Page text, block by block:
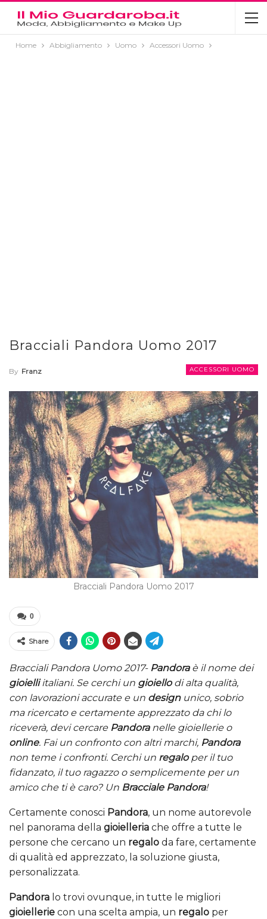
Home Abbigliamento Uomo Accessori Uomo
Bracciali Pandora Uomo 2017
ACCESSORI UOMO
By Franz
Bracciali Pandora Uomo 2017
0
Share
Bracciali Pandora Uomo 2017- Pandoraè il nome dei
gioielliitaliani. Se cerchi un gioiellodi alta qualità,
con lavorazioni accurate e un designunico, sobrio
ma ricercato e certamente apprezzato da chi lo
riceverà, devi cercare Pandoranelle gioiellerie o
online. Fai un confronto con altri marchi, Pandora
non teme i confronti. Cerchi un regaloper il tuo
fidanzato, il tuo ragazzo o semplicemente per un
amico che ti è caro? Un Bracciale Pandora!
Certamente conosci Pandora, un nome autorevole
nel panorama della gioielleria che offre a tutte le
persone che cercano un regalo da fare, certamente
di qualità ed apprezzato, la soluzione giusta,
personalizzata.
Pandora lo trovi ovunque, in tutte le migliori
gioiellerie con una scelta ampia, un regalo per